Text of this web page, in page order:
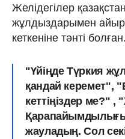
Желідегілер
жұлдыздарымен
кеткеніне тәнті болған.
"Үйіңде Түркия
қандай керемет",
кеттіңіздер ме?"
жауладың. Сол